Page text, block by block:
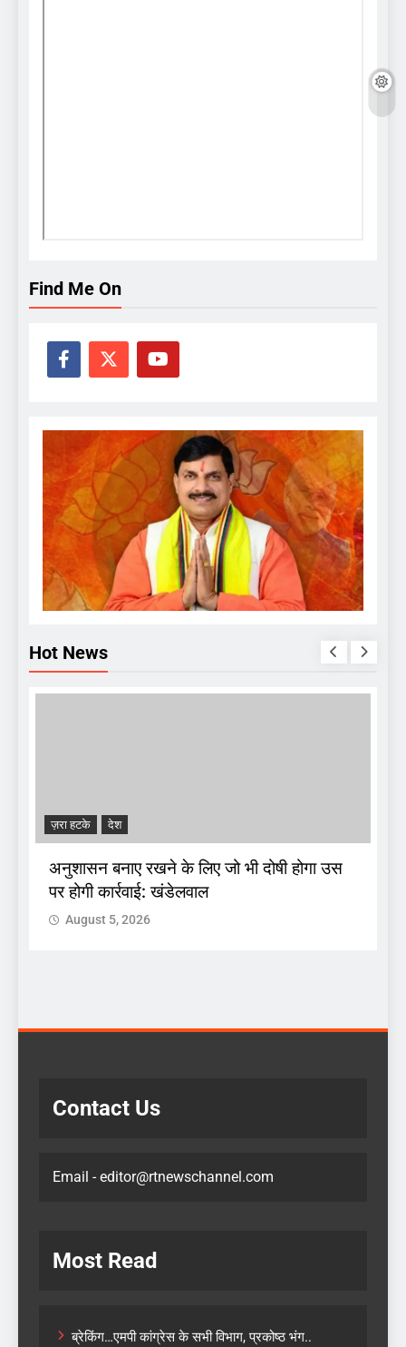
Find Me On
Hot News
ज़रा हटके देश
अनुशासन बनाए रखने के लिए जो भी दोषी होगा उस
पर होगी कार्रवाई: खंडेलवाल
August 5, 2026
Contact Us
Email - editor@rtnewschannel.com
Most Read
ब्रेकिंग…एमपी कांग्रेस के सभी विभाग, प्रकोष्ठ भंग..